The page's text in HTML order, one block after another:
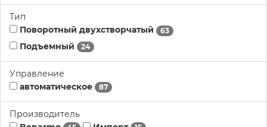
Тип
Поворотный двухстворчатый
63
Подъемный 24
Управление
автоматическое
87
Производитель